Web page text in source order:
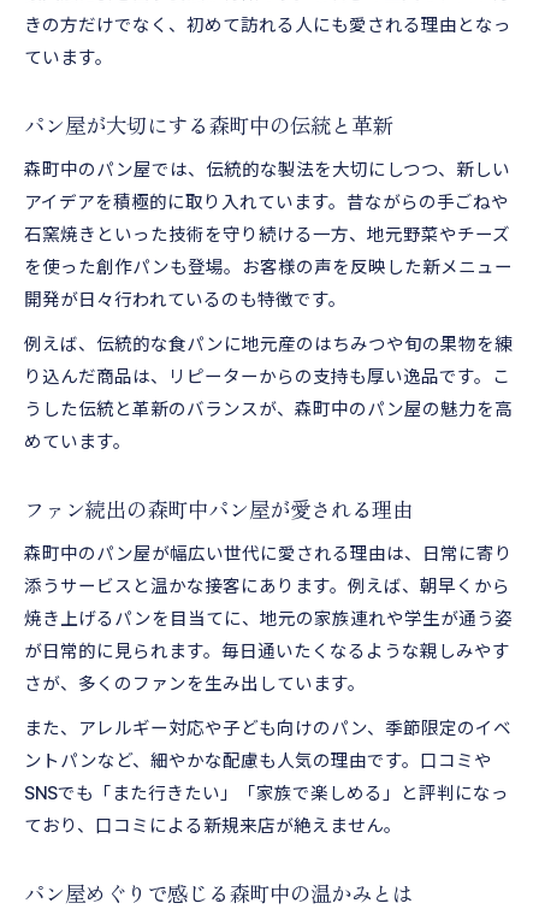
きの方だけでなく、初めて訪れる人にも愛される理由となっ
ています。
パン屋が大切にする森町中の伝統と革新
森町中のパン屋では、伝統的な製法を大切にしつつ、新しい
アイデアを積極的に取り入れています。昔ながらの手ごねや
石窯焼きといった技術を守り続ける一方、地元野菜やチーズ
を使った創作パンも登場。お客様の声を反映した新メニュー
開発が日々行われているのも特徴です。
例えば、伝統的な食パンに地元産のはちみつや旬の果物を練
り込んだ商品は、リピーターからの支持も厚い逸品です。こ
うした伝統と革新のバランスが、森町中のパン屋の魅力を高
めています。
ファン続出の森町中パン屋が愛される理由
森町中のパン屋が幅広い世代に愛される理由は、日常に寄り
添うサービスと温かな接客にあります。例えば、朝早くから
焼き上げるパンを目当てに、地元の家族連れや学生が通う姿
が日常的に見られます。毎日通いたくなるような親しみやす
さが、多くのファンを生み出しています。
また、アレルギー対応や子ども向けのパン、季節限定のイベ
ントパンなど、細やかな配慮も人気の理由です。口コミや
SNSでも「また行きたい」「家族で楽しめる」と評判になっ
ており、口コミによる新規来店が絶えません。
パン屋めぐりで感じる森町中の温かみとは